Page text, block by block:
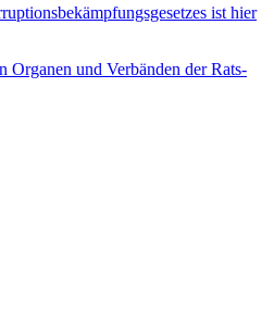
ist hier
und Verbänden der Rats-